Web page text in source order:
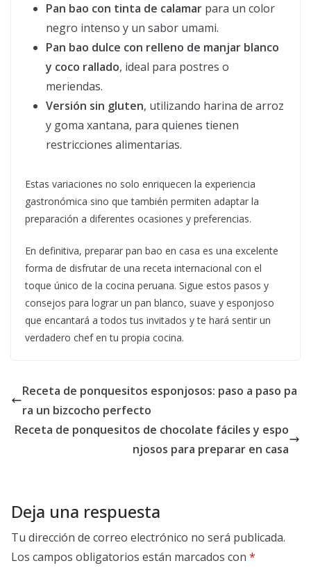
Pan bao con tinta de calamar para un color
negro intenso y un sabor umami.
Pan bao dulce con relleno de manjar blanco
y coco rallado, ideal para postres o
meriendas.
Versión sin gluten, utilizando harina de arroz
y goma xantana, para quienes tienen
restricciones alimentarias.
Estas variaciones no solo enriquecen la experiencia
gastronómica sino que también permiten adaptar la
preparación a diferentes ocasiones y preferencias.
En definitiva, preparar pan bao en casa es una excelente
forma de disfrutar de una receta internacional con el
toque único de la cocina peruana. Sigue estos pasos y
consejos para lograr un pan blanco, suave y esponjoso
que encantará a todos tus invitados y te hará sentir un
verdadero chef en tu propia cocina.
Receta de ponquesitos esponjosos: paso a paso pa
ra un bizcocho perfecto
Receta de ponquesitos de chocolate fáciles y espo
njosos para preparar en casa
Deja una respuesta
Tu dirección de correo electrónico no será publicada.
Los campos obligatorios están marcados con *